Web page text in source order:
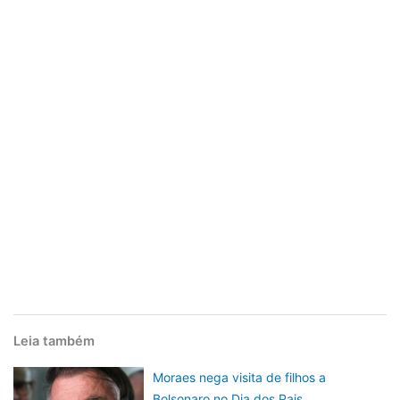
Leia também
Moraes nega visita de filhos a